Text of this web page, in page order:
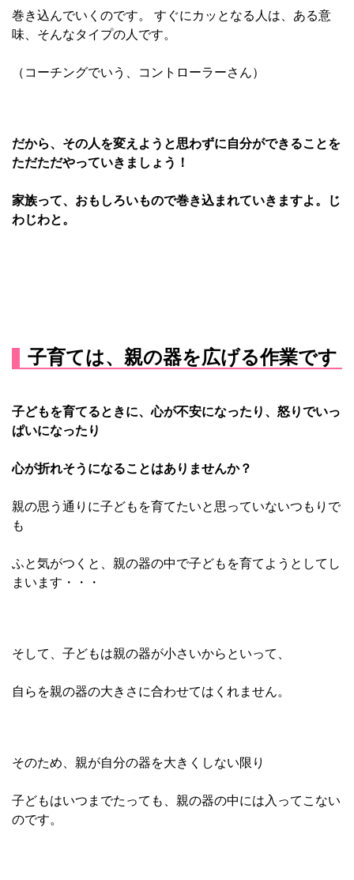
巻き込んでいくのです。 すぐにカッとなる人は、ある意
味、そんなタイプの人です。
（コーチングでいう、コントローラーさん）
だから、その人を変えようと思わずに自分ができることを
ただただやっていきましょう！
家族って、おもしろいもので巻き込まれていきますよ。じ
わじわと。
子育ては、親の器を広げる作業です
子どもを育てるときに、心が不安になったり、怒りでいっ
ぱいになったり
心が折れそうになることはありませんか？
親の思う通りに子どもを育てたいと思っていないつもりで
も
ふと気がつくと、 親の器の中で子どもを育てようとしてし
まいます・・・
そして、子どもは親の器が小さいからといって、
自らを親の器の大きさに合わせてはくれません。
そのため、親が自分の器を大きくしない限り
子どもはいつまでたっても、 親の器の中には入ってこない
のです。